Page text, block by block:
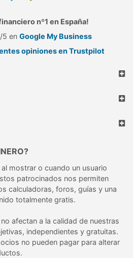
nº1 en España!
5 en Google My Business
opiniones en Trustpilot
mostrar o cuando un usuario
patrocinados nos permiten
calculadoras, foros, guías y una
totalmente gratis.
afectan a la calidad de nuestras
independientes y gratuitas.
no pueden pagar para alterar